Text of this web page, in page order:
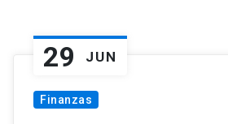
29 JUN
Finanzas